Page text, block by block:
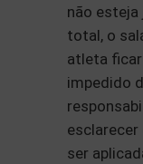
não esteja
total, o
atleta
impedido
esclarecer
ser